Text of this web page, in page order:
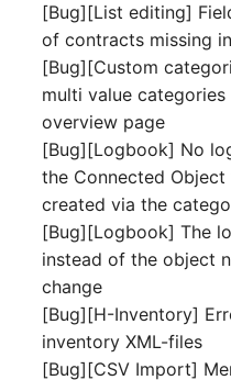
[Bug][List editing]
of contracts missing
[Bug][Custom
multi value
overview page
[Bug][Logbook] No
the Connected
created via the
[Bug][Logbook] The
instead of the object
change
[Bug][H-Inventory]
inventory XML-files
[Bug][CSV Import]